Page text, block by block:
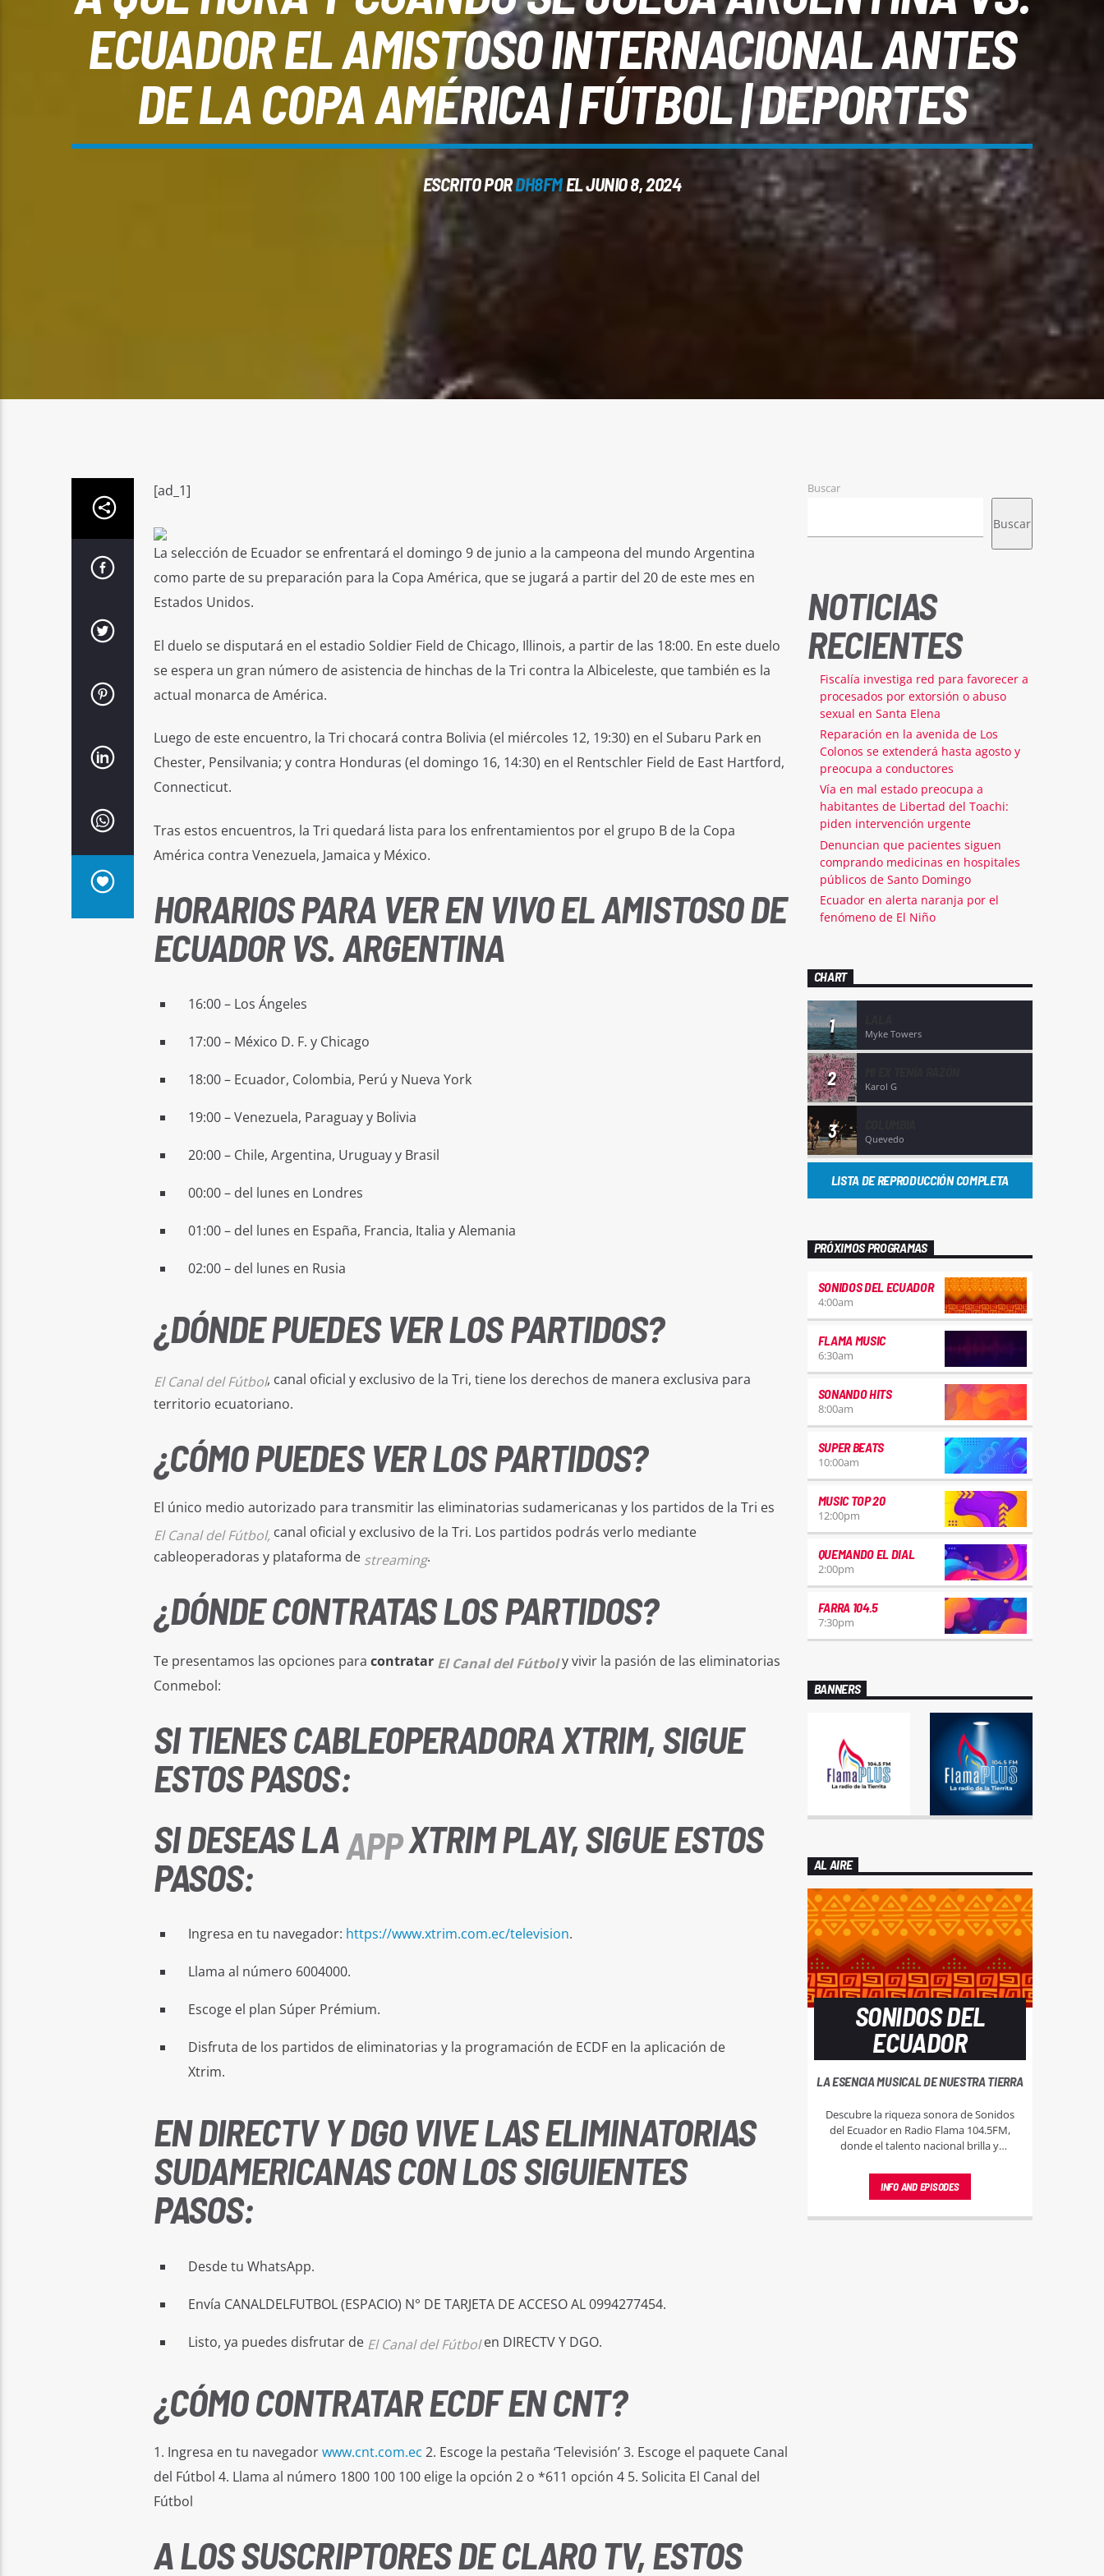
ECUADOR EL AMISTOSO INTERNACIONAL ANTES
DE LA COPA AMÉRICA | FÚTBOL | DEPORTES
ESCRITO PORDH8FMEL JUNIO 8, 2024
[ad_1]
La selección de Ecuador se enfrentará el domingo 9 de junio a la campeona del mundo Argentina
como parte de su preparación para la Copa América, que se jugará a partir del 20 de este mes en
Estados Unidos.
El duelo se disputará en el estadio Soldier Field de Chicago, Illinois, a partir de las 18:00. En este duelo
se espera un gran número de asistencia de hinchas de la Tri contra la Albiceleste, que también es la
actual monarca de América.
Luego de este encuentro, la Tri chocará contra Bolivia (el miércoles 12, 19:30) en el Subaru Park en
Chester, Pensilvania; y contra Honduras (el domingo 16, 14:30) en el Rentschler Field de East Hartford,
Connecticut.
Tras estos encuentros, la Tri quedará lista para los enfrentamientos por el grupo B de la Copa
América contra Venezuela, Jamaica y México.
HORARIOS PARA VER EN VIVO EL AMISTOSO DE
ECUADOR VS. ARGENTINA
16:00 – Los Ángeles
17:00 – México D. F. y Chicago
18:00 – Ecuador, Colombia, Perú y Nueva York
19:00 – Venezuela, Paraguay y Bolivia
20:00 – Chile, Argentina, Uruguay y Brasil
00:00 – del lunes en Londres
01:00 – del lunes en España, Francia, Italia y Alemania
02:00 – del lunes en Rusia
¿DÓNDE PUEDES VER LOS PARTIDOS?
El Canal del Fútbol, canal oficial y exclusivo de la Tri, tiene los derechos de manera exclusiva para
territorio ecuatoriano.
¿CÓMO PUEDES VER LOS PARTIDOS?
El único medio autorizado para transmitir las eliminatorias sudamericanas y los partidos de la Tri es
El Canal del Fútbol, canal oficial y exclusivo de la Tri. Los partidos podrás verlo mediante
cableoperadoras y plataforma de streaming.
¿DÓNDE CONTRATAS LOS PARTIDOS?
Te presentamos las opciones para contratar El Canal del Fútboly vivir la pasión de las eliminatorias
Conmebol:
SI TIENES CABLEOPERADORA XTRIM, SIGUE
ESTOS PASOS:
SI DESEAS LAAPPXTRIM PLAY, SIGUE ESTOS
PASOS:
Ingresa en tu navegador: https://www.xtrim.com.ec/television.
Llama al número 6004000.
Escoge el plan Súper Prémium.
Disfruta de los partidos de eliminatorias y la programación de ECDF en la aplicación de
Xtrim.
EN DIRECTV Y DGO VIVE LAS ELIMINATORIAS
SUDAMERICANAS CON LOS SIGUIENTES
PASOS:
Desde tu WhatsApp.
Envía CANALDELFUTBOL (ESPACIO) N° DE TARJETA DE ACCESO AL 0994277454.
Listo, ya puedes disfrutar de El Canal del Fútbolen DIRECTV Y DGO.
¿CÓMO CONTRATAR ECDF EN CNT?
1. Ingresa en tu navegadorwww.cnt.com.ec 2. Escoge la pestaña ‘Televisión’ 3. Escoge el paquete Canal
del Fútbol 4. Llama al número 1800 100 100 elige la opción 2 o *611 opción 4 5. Solicita El Canal del
Fútbol
A LOS SUSCRIPTORES DE CLARO TV, ESTOS
Buscar
Buscar
NOTICIAS
RECIENTES
Fiscalía investiga red para favorecer a
procesados por extorsión o abuso
sexual en Santa Elena
Reparación en la avenida de Los
Colonos se extenderá hasta agosto y
preocupa a conductores
Vía en mal estado preocupa a
habitantes de Libertad del Toachi:
piden intervención urgente
Denuncian que pacientes siguen
comprando medicinas en hospitales
públicos de Santo Domingo
Ecuador en alerta naranja por el
fenómeno de El Niño
CHART
1 Myke Towers
2 Karol G
3 Quevedo
LISTA DE REPRODUCCIÓN COMPLETA
PRÓXIMOS PROGRAMAS
SONIDOS DEL ECUADOR
4:00am
FLAMA MUSIC
6:30am
SONANDO HITS
8:00am
SUPER BEATS
10:00am
MUSIC TOP 20
12:00pm
QUEMANDO EL DIAL
2:00pm
FARRA 104.5
7:30pm
BANNERS
AL AIRE
SONIDOS DEL
ECUADOR
LA ESENCIA MUSICAL DE NUESTRA TIERRA
Descubre la riqueza sonora de Sonidos
del Ecuador en Radio Flama 104.5FM,
donde el talento nacional brilla y
música a cada rincón.
INFO AND EPISODES